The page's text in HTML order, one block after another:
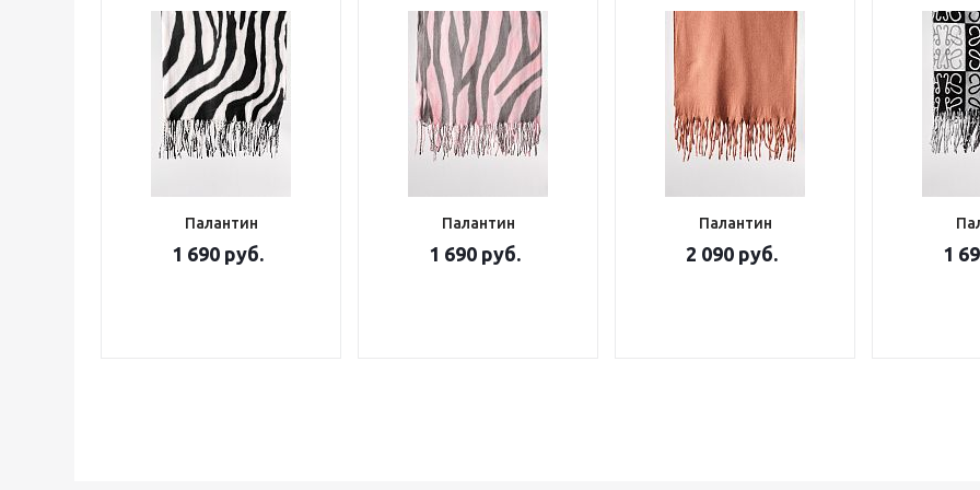
Палантин
1 690 руб.
Палантин
1 690 руб.
Палантин
2 090 руб. 1